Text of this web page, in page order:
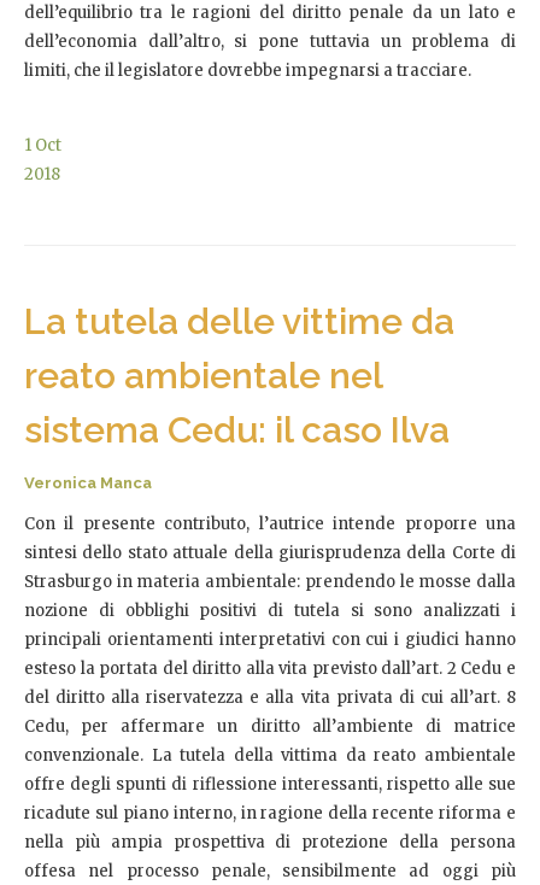
dell’equilibrio tra le ragioni del diritto penale da un lato e
dell’economia dall’altro, si pone tuttavia un problema di
limiti, che il legislatore dovrebbe impegnarsi a tracciare.
1 Oct
2018
La tutela delle vittime da
reato ambientale nel
sistema Cedu: il caso Ilva
Veronica Manca
Con il presente contributo, l’autrice intende proporre una
sintesi dello stato attuale della giurisprudenza della Corte di
Strasburgo in materia ambientale: prendendo le mosse dalla
nozione di obblighi positivi di tutela si sono analizzati i
principali orientamenti interpretativi con cui i giudici hanno
esteso la portata del diritto alla vita previsto dall’art. 2 Cedu e
del diritto alla riservatezza e alla vita privata di cui all’art. 8
Cedu, per affermare un diritto all’ambiente di matrice
convenzionale. La tutela della vittima da reato ambientale
offre degli spunti di riflessione interessanti, rispetto alle sue
ricadute sul piano interno, in ragione della recente riforma e
nella più ampia prospettiva di protezione della persona
offesa nel processo penale, sensibilmente ad oggi più